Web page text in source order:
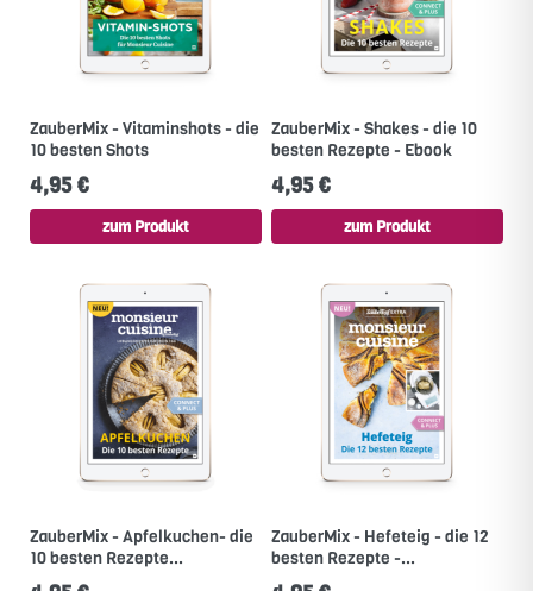
ZauberMix - Vitaminshots - die
10 besten Shots
4,95 €
zum Produkt
ZauberMix - Shakes - die 10
besten Rezepte - Ebook
4,95 €
zum Produkt
ZauberMix - Apfelkuchen- die
10 besten Rezepte...
ZauberMix - Hefeteig - die 12
besten Rezepte -...